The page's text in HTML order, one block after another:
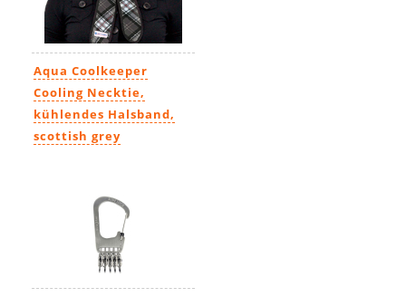
Aqua Coolkeeper
Cooling Necktie,
kühlendes Halsband,
scottish grey